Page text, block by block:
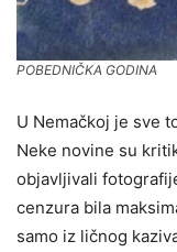
POBEDNIČKA GODINA
U Nemačkoj je sve
Neke novine su
objavljivali
cenzura bila
samo iz ličnog